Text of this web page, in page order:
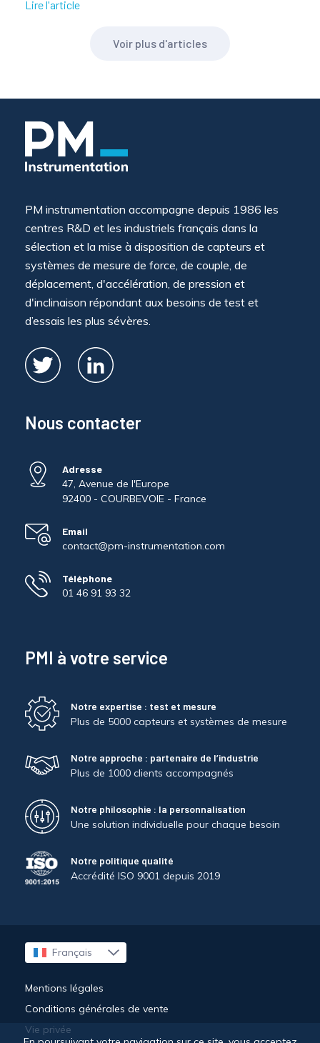
Lire l'article
Voir plus d'articles
PM instrumentation accompagne depuis 1986 les
centres R&D et les industriels français dans la
sélection et la mise à disposition de capteurs et
systèmes de mesure de force, de couple, de
déplacement, d'accélération, de pression et
d'inclinaison répondant aux besoins de test et
d’essais les plus sévères.
Nous contacter
Adresse
47, Avenue de l'Europe
92400 - COURBEVOIE - France
Email
contact@pm-instrumentation.com
Téléphone
01 46 91 93 32
PMI à votre service
Notre expertise : test et mesure
Plus de 5000 capteurs et systèmes de mesure
Notre approche : partenaire de l’industrie
Plus de 1000 clients accompagnés
Notre philosophie : la personnalisation
Une solution individuelle pour chaque besoin
Notre politique qualité
Accrédité ISO 9001 depuis 2019
Français
English
Mentions légales
Conditions générales de vente
Vie privée